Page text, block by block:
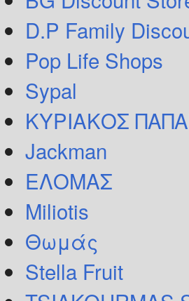
D.P Family
Pop Life Shops
Sypal
ΚΥΡΙΑΚΟΣ
Jackman
ΕΛΟΜΑΣ
Miliotis
Θωμάς
Stella Fruit